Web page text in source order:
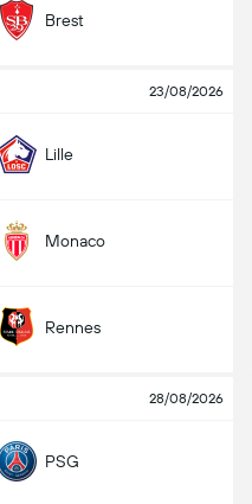
Brest
23/08/2026
Lille
Monaco
Rennes
28/08/2026
PSG